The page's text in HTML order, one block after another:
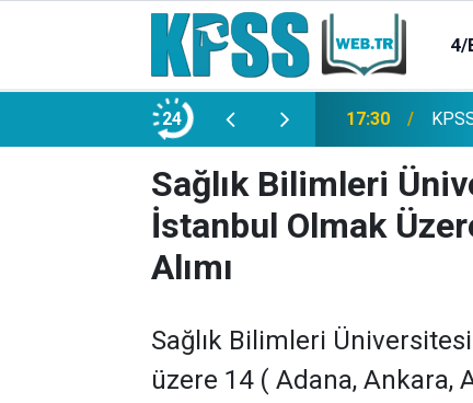
4/
24
Memur Alımı Başlıyor! 21:20 TL
Sağlık Bilimleri
İstanbul Olmak
Alımı
Sağlık Bilimleri
üzere 14 ( Adana, Ankara,